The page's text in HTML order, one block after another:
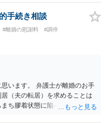
とのことですので，依頼中の弁
るかを決められると良いでし
手続き相談
#離婚の慰謝料
#調停
います。 弁護士が離婚のお手
（夫の転居）を求めることは
ち膠着状態に陥ってしまうの